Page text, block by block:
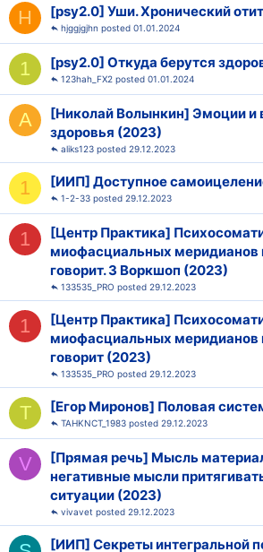
H [psy2.0] Уши. Хронический
01.01.2024
hjggjgjhn
1 [psy2.0] Откуда берутся
01.01.2024
123hah_FX2
A
[Николай Волынкин] Эмоции и
здоровья (2023)
29.12.2023
aliks123
1 [ИИП] Доступное
29.12.2023
1-2-33
1
[Центр Практика]
миофасциальных меридианов
говорит. 3 Воркшоп (2023)
29.12.2023
133535_PRO
1
[Центр Практика]
миофасциальных меридианов
говорит (2023)
29.12.2023
133535_PRO
T [Егор Миронов] Половая
29.12.2023
TAHKNCT_1983
V
[Прямая речь] Мысль
негативные мысли
ситуации (2023)
29.12.2023
vivavet
[ИИП] Секреты интегральной